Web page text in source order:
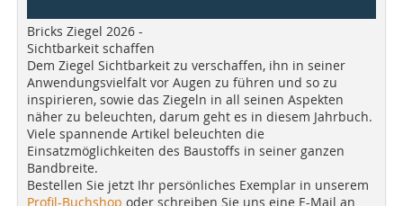
Bricks Ziegel 2026 -
Sichtbarkeit schaffen
Dem Ziegel Sichtbarkeit zu verschaffen, ihn in seiner
Anwendungsvielfalt vor Augen zu führen und so zu
inspirieren, sowie das Ziegeln in all seinen Aspekten
näher zu beleuchten, darum geht es in diesem Jahrbuch.
Viele spannende Artikel beleuchten die
Einsatzmöglichkeiten des Baustoffs in seiner ganzen
Bandbreite.
Bestellen Sie jetzt Ihr persönliches Exemplar in unserem
Profil-Buchshop oder schreiben Sie uns eine E-Mail an